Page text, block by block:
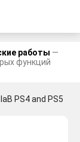
работы —
функций
PS4 and PS5